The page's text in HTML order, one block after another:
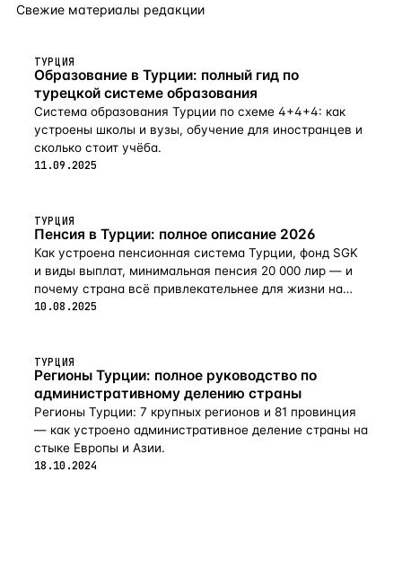
Свежие материалы редакции
ТУРЦИЯ
Образование в Турции: полный гид по
турецкой системе образования
Система образования Турции по схеме 4+4+4: как
устроены школы и вузы, обучение для иностранцев и
сколько стоит учёба.
11.09.2025
ТУРЦИЯ
Пенсия в Турции: полное описание 2026
Как устроена пенсионная система Турции, фонд SGK
и виды выплат, минимальная пенсия 20 000 лир — и
почему страна всё привлекательнее для жизни на
пенсии в 2026-м.
10.08.2025
ТУРЦИЯ
Регионы Турции: полное руководство по
административному делению страны
Регионы Турции: 7 крупных регионов и 81 провинция
— как устроено административное деление страны на
стыке Европы и Азии.
18.10.2024